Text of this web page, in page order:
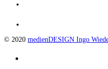
© 2020 medienDESIGN Ingo